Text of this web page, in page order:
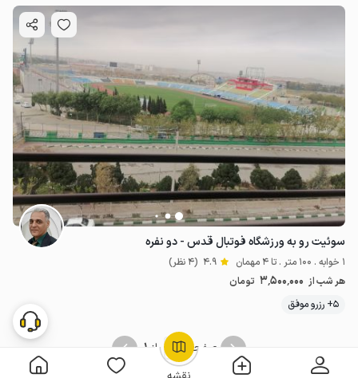
OpenStreetMap
سوئیت رو به ورزشگاه فوتبال قدس - دو نفره
1 خوابه . 100 متر . تا 4 مهمان 4.9 (4 نظر)
هر شب از 3٬500٬000 تومان
5+ رزرو موفق
صفحه 1 از 1